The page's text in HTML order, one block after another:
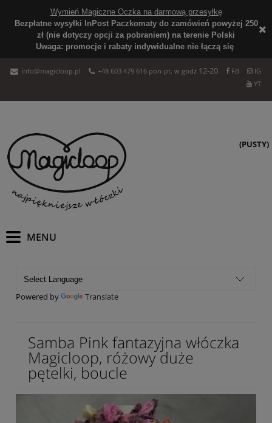
Wymień Magiczne Oczka na darmową przesyłkę
Bezpłatne wysyłki InPost Paczkomaty do zamówień powyżej 250
zł (nie dotyczy opcji za pobraniem) na terenie Polski
Uwaga: promocje i rabaty indywidualne nie łączą się
info@magicloop.pl +48 603 479 616 pon-pt. w godz 12-20 FB
IG
YT
(PUSTY)
Powered by Translate
Samba Pink fantazyjna włóczka
Magicloop, różowy duże
pętelki, boucle